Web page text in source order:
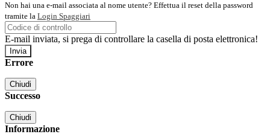
Non hai una e-mail associata al nome utente? Effettua il reset della password
tramite la Login Spaggiari
E-mail inviata, si prega di controllare la casella di posta elettronica!
Errore
Chiudi
Successo
Chiudi
Informazione